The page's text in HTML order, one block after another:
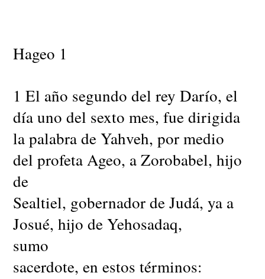
Hageo 1
1 El año segundo del rey Darío, el
día uno del sexto mes, fue dirigida
la palabra de Yahveh, por medio
del profeta Ageo, a Zorobabel, hijo
de
Sealtiel, gobernador de Judá, ya a
Josué, hijo de Yehosadaq,
sumo
sacerdote, en estos términos: